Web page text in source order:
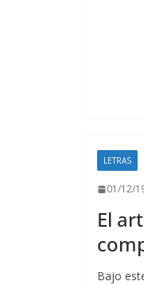
LETRAS
01/12/
El
Bajo